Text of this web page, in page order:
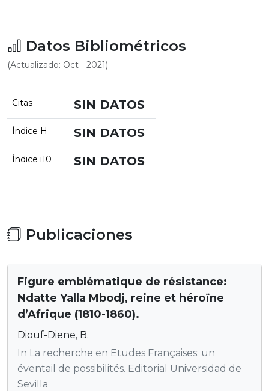
Datos Bibliométricos
(Actualizado: Oct - 2021)
Citas SIN DATOS
Índice H SIN DATOS
Índice i10 SIN DATOS
Publicaciones
Figure emblématique de résistance:
Ndatte Yalla Mbodj, reine et héroïne
d’Afrique (1810-1860).
Diouf-Diene, B.
In La recherche en Etudes Françaises: un
éventail de possibilités. Editorial Universidad de
Sevilla